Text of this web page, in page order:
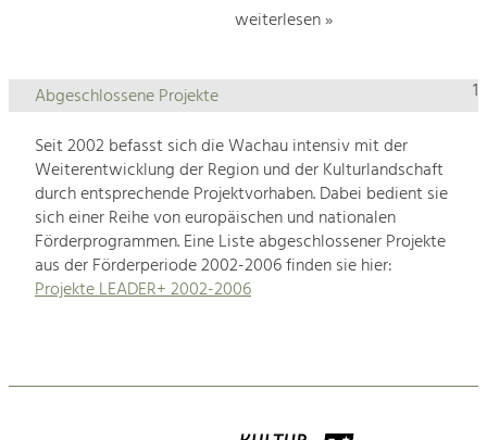
weiterlesen »
1
Abgeschlossene Projekte
Seit 2002 befasst sich die Wachau intensiv mit der
Weiterentwicklung der Region und der Kulturlandschaft
durch entsprechende Projektvorhaben. Dabei bedient sie
sich einer Reihe von europäischen und nationalen
Förderprogrammen. Eine Liste abgeschlossener Projekte
aus der Förderperiode 2002-2006 finden sie hier:
Projekte LEADER+ 2002-2006